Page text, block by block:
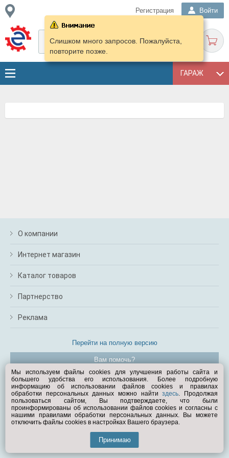
Регистрация Войти
ГАРАЖ
Слишком много запросов. Пожалуйста,
повторите позже.
О компании
Интернет магазин
Каталог товаров
Партнерство
Реклама
Перейти на полную версию
Вам помочь?
© Exist.ru 1998—2026
Мы используем файлы cookies для улучшения работы сайта и
большего удобства его использования. Более подробную
информацию об использовании файлов cookies и правилах
обработки персональных данных можно найтиздесь. Продолжая
пользоваться сайтом, Вы подтверждаете, что были
проинформированы об использовании файлов cookies и согласны с
нашими правилами обработки персональных данных. Вы можете
отключить файлы cookies в настройках Вашего браузера.
Принимаю